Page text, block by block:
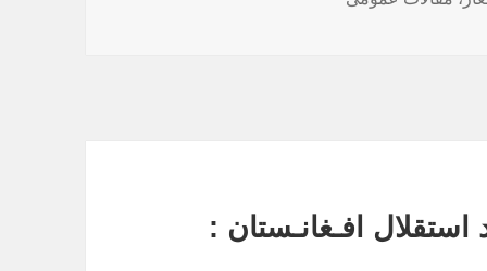
افـغانـستان :